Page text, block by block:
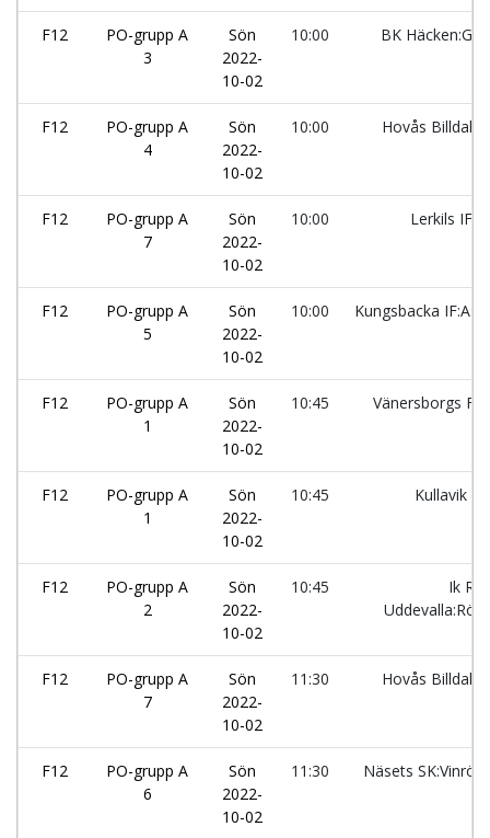
F12
PO-grupp A
3
Sön
2022-
10-02
10:00 BK Häcken:Gul
F12
PO-grupp A
4
Sön
2022-
10-02
10:00 Hovås Billdal:1
F12
PO-grupp A
7
Sön
2022-
10-02
10:00 Lerkils IF:2
F12
PO-grupp A
5
Sön
2022-
10-02
10:00 Kungsbacka
F12
PO-grupp A
1
Sön
2022-
10-02
10:45 Vänersborgs FK
F12
PO-grupp A
1
Sön
2022-
10-02
10:45 Kullavik IF
F12
PO-grupp A
2
Sön
2022-
10-02
10:45
Ik
Uddevalla:Röd
F12
PO-grupp A
7
Sön
2022-
10-02
11:30 Hovås Billdal:2
F12
PO-grupp A
6
Sön
2022-
10-02
11:30 Näsets SK:Vinröd